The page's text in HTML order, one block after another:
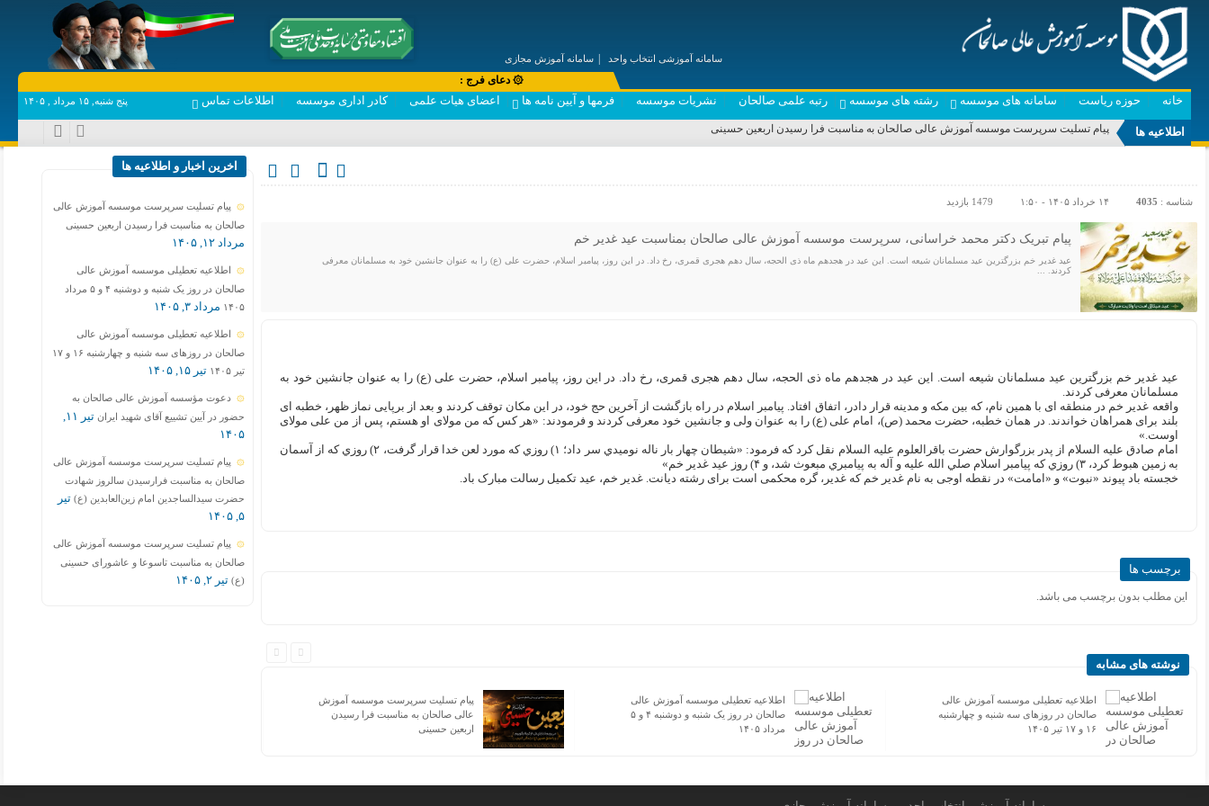
سامانه آموزشی انتخاب واحد سامانه آموزش مجازی
۞ دعای فرج :
اَللهمَّ کُن
خانه
حوزه ریاست سامانه های موسسه رشته های موسسه رتبه علمی صالحان نشریات موسسه فرمها و آیین نامه ها اعضای هیات علمی کادر اداری موسسه اطلاعات تماس پنج شنبه, ۱۵ مرداد , ۱۴۰۵
اطلاعیه ها پیام تسلیت سرپرست موسسه آموزش عالی صالحان به مناسبت فرا رسیدن اربعین حسینی
شناسه : 4035 ۱۴ خرداد ۱۴۰۵ - ۱:۵۰ 1479 بازدید
پیام تبریک دکتر محمد خراسانی، سرپرست موسسه آموزش عالی صالحان بمناسبت عید غدیر خم
عید غدیر خم بزرگترین عید مسلمانان شیعه است. این عید در هجدهم ماه ذی الحجه، سال دهم هجری قمری، رخ داد. در این روز، پیامبر اسلام، حضرت علی (ع) را به عنوان جانشین خود به مسلمانان معرفی
کردند. ...
عید غدیر خم بزرگترین عید مسلمانان شیعه است. این عید در هجدهم ماه ذی الحجه، سال دهم هجری قمری، رخ داد. در این روز، پیامبر اسلام، حضرت علی (ع) را به عنوان جانشین خود به
مسلمانان معرفی کردند.
واقعه غدیر خم در منطقه ای با همین نام، که بین مکه و مدینه قرار دادر، اتفاق افتاد. پیامبر اسلام در راه بازگشت از آخرین حج خود، در این مکان توقف کردند و بعد از برپایی نماز ظهر، خطبه ای
بلند برای همراهان خواندند. در همان خطبه، حضرت محمد (ص)، امام علی (ع) را به عنوان ولی و جانشین خود معرفی کردند و فرمودند: «هر کس که من مولای او هستم، پس از من علی مولای
اوست.»
امام صادق عليه السلام از پدر بزرگوارش حضرت باقرالعلوم عليه السلام نقل کرد که فرمود: «شيطان چهار بار ناله نوميدي سر داد؛ ۱) روزي که مورد لعن خدا قرار گرفت، ۲) روزي که از آسمان
به زمين هبوط کرد، ۳) روزي که پيامبر اسلام صلي الله عليه و آله به پيامبري مبعوث شد، و ۴) روز عيد غدير خم»
خجسته باد پیوند «نبوت» و «امامت» در نقطه اوجی به نام غدیر خم که غدیر، گره محکمی است برای رشته دیانت. غدیر خم، عید تکمیل رسالت مبارک باد.
برچسب ها
این مطلب بدون برچسب می باشد.
نوشته های مشابه
پیام تسلیت سرپرست موسسه آموزش
عالی صالحان به مناسبت فرا رسیدن
اربعین حسینی
اطلاعیه تعطیلی موسسه آموزش عالی
صالحان در روز یک شنبه و دوشنبه ۴ و ۵
مرداد ۱۴۰۵
اطلاعیه تعطیلی موسسه آموزش عالی
صالحان در روزهای سه شنبه و چهارشنبه
۱۶ و ۱۷ تیر ۱۴۰۵
اخرین اخبار و اطلاعیه ها
پیام تسلیت سرپرست موسسه آموزش عالی
صالحان به مناسبت فرا رسیدن اربعین حسینی
مرداد ۱۲, ۱۴۰۵
اطلاعیه تعطیلی موسسه آموزش عالی
صالحان در روز یک شنبه و دوشنبه ۴ و ۵ مرداد
۱۴۰۵ مرداد ۳, ۱۴۰۵
اطلاعیه تعطیلی موسسه آموزش عالی
صالحان در روزهای سه شنبه و چهارشنبه ۱۶ و ۱۷
تیر ۱۴۰۵
تیر ۱۵, ۱۴۰۵
دعوت مؤسسه آموزش عالی صالحان به
حضور در آیین تشییع آقای شهید ایران
تیر ۱۱,
۱۴۰۵
پیام تسلیت سرپرست موسسه آموزش عالی
صالحان به مناسبت فرارسیدن سالروز شهادت
حضرت سیدالساجدین امام زین‌العابدین (ع) تیر
۵, ۱۴۰۵
پیام تسلیت سرپرست موسسه آموزش عالی
صالحان به مناسبت تاسوعا و عاشورای حسینی
(ع) تیر ۲, ۱۴۰۵